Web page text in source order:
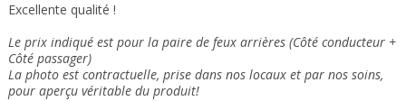
Excellente qualité !
Le prix indiqué est pour la paire de feux arrières (Côté conducteur +
Côté passager)
La photo est contractuelle, prise dans nos locaux et par nos soins,
pour aperçu véritable du produit!